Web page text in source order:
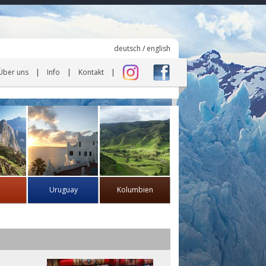
Kontakt
Info
uns
deutsch / english
Uruguay Kolumbien